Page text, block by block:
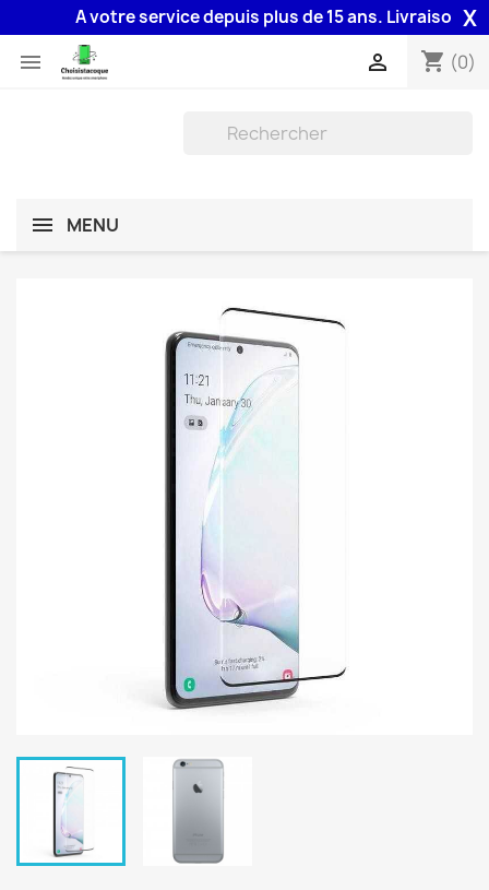
A votre service depuis plus de 15 ans. Livraison 48H
X
 shopping_cart (0)

MENU